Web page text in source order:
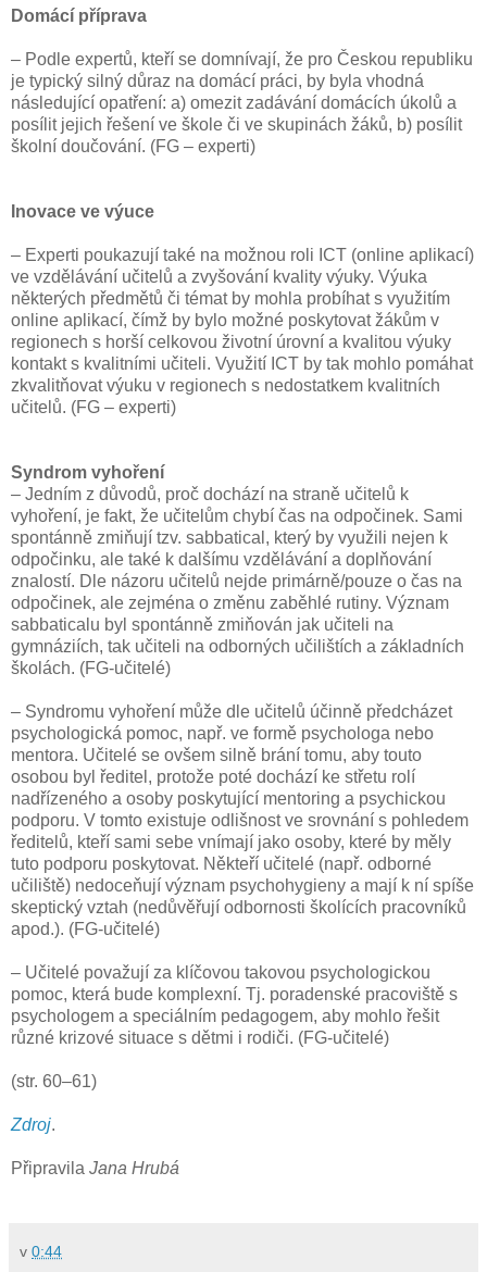
Domácí příprava
– Podle expertů, kteří se domnívají, že pro Českou republiku
je typický silný důraz na domácí práci, by byla vhodná
následující opatření: a) omezit zadávání domácích úkolů a
posílit jejich řešení ve škole či ve skupinách žáků, b) posílit
školní doučování. (FG – experti)
Inovace ve výuce
– Experti poukazují také na možnou roli ICT (online aplikací)
ve vzdělávání učitelů a zvyšování kvality výuky. Výuka
některých předmětů či témat by mohla probíhat s využitím
online aplikací, čímž by bylo možné poskytovat žákům v
regionech s horší celkovou životní úrovní a kvalitou výuky
kontakt s kvalitními učiteli. Využití ICT by tak mohlo pomáhat
zkvalitňovat výuku v regionech s nedostatkem kvalitních
učitelů. (FG – experti)
Syndrom vyhoření
– Jedním z důvodů, proč dochází na straně učitelů k
vyhoření, je fakt, že učitelům chybí čas na odpočinek. Sami
spontánně zmiňují tzv. sabbatical, který by využili nejen k
odpočinku, ale také k dalšímu vzdělávání a doplňování
znalostí. Dle názoru učitelů nejde primárně/pouze o čas na
odpočinek, ale zejména o změnu zaběhlé rutiny. Význam
sabbaticalu byl spontánně zmiňován jak učiteli na
gymnáziích, tak učiteli na odborných učilištích a základních
školách. (FG-učitelé)
– Syndromu vyhoření může dle učitelů účinně předcházet
psychologická pomoc, např. ve formě psychologa nebo
mentora. Učitelé se ovšem silně brání tomu, aby touto
osobou byl ředitel, protože poté dochází ke střetu rolí
nadřízeného a osoby poskytující mentoring a psychickou
podporu. V tomto existuje odlišnost ve srovnání s pohledem
ředitelů, kteří sami sebe vnímají jako osoby, které by měly
tuto podporu poskytovat. Někteří učitelé (např. odborné
učiliště) nedoceňují význam psychohygieny a mají k ní spíše
skeptický vztah (nedůvěřují odbornosti školících pracovníků
apod.). (FG-učitelé)
– Učitelé považují za klíčovou takovou psychologickou
pomoc, která bude komplexní. Tj. poradenské pracoviště s
psychologem a speciálním pedagogem, aby mohlo řešit
různé krizové situace s dětmi i rodiči. (FG-učitelé)
(str. 60–61)
Zdroj.
Připravila Jana Hrubá
v 0:44